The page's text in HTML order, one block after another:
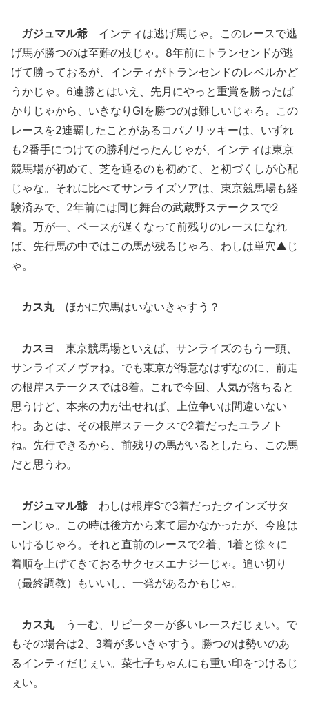
ガジュマル爺 インティは逃げ馬じゃ。このレースで逃
げ馬が勝つのは至難の技じゃ。8年前にトランセンドが逃
げて勝っておるが、インティがトランセンドのレベルかど
うかじゃ。6連勝とはいえ、先月にやっと重賞を勝ったば
かりじゃから、いきなりGIを勝つのは難しいじゃろ。この
レースを2連覇したことがあるコパノリッキーは、いずれ
も2番手につけての勝利だったんじゃが、インティは東京
競馬場が初めて、芝を通るのも初めて、と初づくしが心配
じゃな。それに比べてサンライズソアは、東京競馬場も経
験済みで、2年前には同じ舞台の武蔵野ステークスで2
着。万が一、ペースが遅くなって前残りのレースになれ
ば、先行馬の中ではこの馬が残るじゃろ、わしは単穴▲じ
ゃ。
カス丸ほかに穴馬はいないきゃすう？
カスヨ 東京競馬場といえば、サンライズのもう一頭、
サンライズノヴァね。でも東京が得意なはずなのに、前走
の根岸ステークスでは8着。これで今回、人気が落ちると
思うけど、本来の力が出せれば、上位争いは間違いない
わ。あとは、その根岸ステークスで2着だったユラノト
ね。先行できるから、前残りの馬がいるとしたら、この馬
だと思うわ。
ガジュマル爺 わしは根岸Sで3着だったクインズサタ
ーンじゃ。この時は後方から来て届かなかったが、今度は
いけるじゃろ。それと直前のレースで2着、1着と徐々に
着順を上げてきておるサクセスエナジーじゃ。追い切り
（最終調教）もいいし、一発があるかもじゃ。
カス丸うーむ、リピーターが多いレースだじぇい。で
もその場合は2、3着が多いきゃすう。勝つのは勢いのあ
るインティだじぇい。菜七子ちゃんにも重い印をつけるじ
ぇい。